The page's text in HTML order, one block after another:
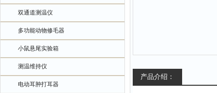
双通道测温仪
多功能动物修毛器
小鼠悬尾实验箱
测温维持仪
电动耳肿打耳器
产品介绍：